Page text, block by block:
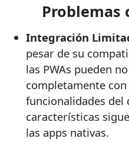
Problemas
Integración
pesar de su
las PWAs pueden
completamente
funcionalidades del
características
las apps nativas.